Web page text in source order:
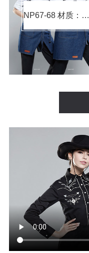
NP67-68 材质：棉涤（材质可选）